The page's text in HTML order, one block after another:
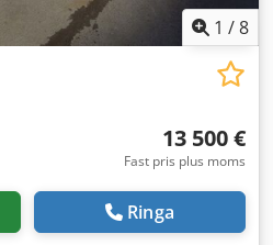
1 /8
13 500 €
Fast pris plus moms
Ringa